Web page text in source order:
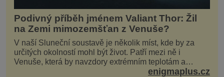
Podivný příběh jménem Valiant Thor: Žil
na Zemi mimozemšťan z Venuše?
V naší Sluneční soustavě je několik míst, kde by za
určitých okolností mohl být život. Patří mezi ně i
Venuše, která by navzdory extrémním teplotám a
smrtícímu složení atmosféry teoreticky mohla ukrývat
enigmaplus.cz